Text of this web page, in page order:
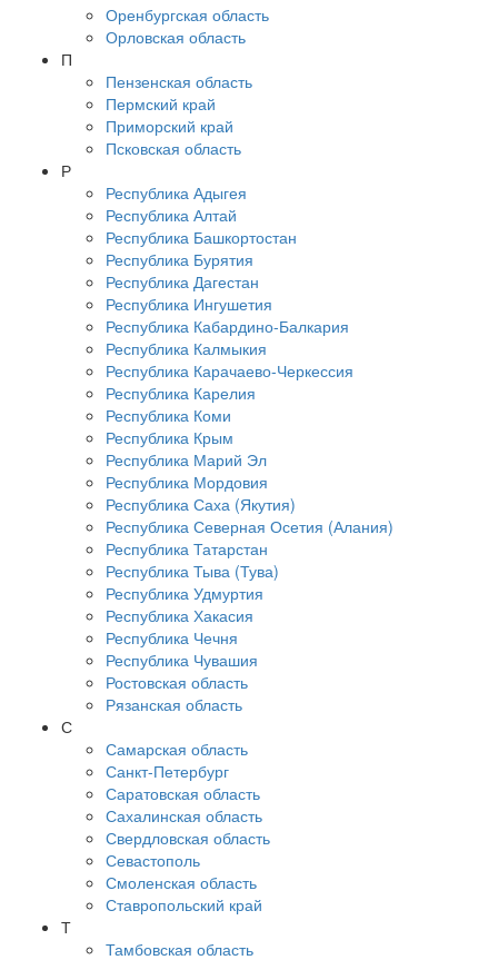
Оренбургская область
Орловская область
П
Пензенская область
Пермский край
Приморский край
Псковская область
Р
Республика Адыгея
Республика Алтай
Республика Башкортостан
Республика Бурятия
Республика Дагестан
Республика Ингушетия
Республика Кабардино-Балкария
Республика Калмыкия
Республика Карачаево-Черкессия
Республика Карелия
Республика Коми
Республика Крым
Республика Марий Эл
Республика Мордовия
Республика Саха (Якутия)
Республика Северная Осетия (Алания)
Республика Татарстан
Республика Тыва (Тува)
Республика Удмуртия
Республика Хакасия
Республика Чечня
Республика Чувашия
Ростовская область
Рязанская область
С
Самарская область
Санкт-Петербург
Саратовская область
Сахалинская область
Свердловская область
Севастополь
Смоленская область
Ставропольский край
Т
Тамбовская область